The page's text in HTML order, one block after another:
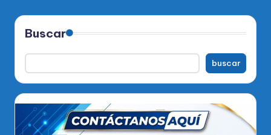
de
entradas
Buscar
buscar